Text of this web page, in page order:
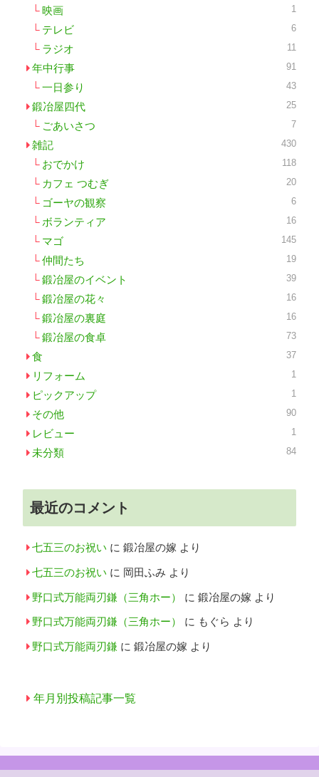
映画 1
テレビ 6
ラジオ 11
年中行事 91
一日参り 43
鍛冶屋四代 25
ごあいさつ 7
雑記 430
おでかけ 118
カフェ つむぎ 20
ゴーヤの観察 6
ボランティア 16
マゴ 145
仲間たち 19
鍛冶屋のイベント 39
鍛冶屋の花々 16
鍛冶屋の裏庭 16
鍛冶屋の食卓 73
食 37
リフォーム 1
ピックアップ 1
その他 90
レビュー 1
未分類 84
最近のコメント
七五三のお祝い に 鍛冶屋の嫁 より
七五三のお祝い に 岡田ふみ より
野口式万能両刃鎌（三角ホー） に 鍛冶屋の嫁 より
野口式万能両刃鎌（三角ホー） に もぐら より
野口式万能両刃鎌 に 鍛冶屋の嫁 より
年月別投稿記事一覧